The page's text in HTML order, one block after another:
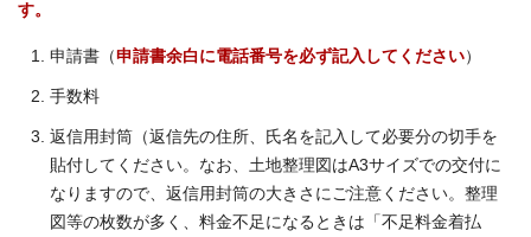
す。
申請書（申請書余白に電話番号を必ず記入してください）
手数料
返信用封筒（返信先の住所、氏名を記入して必要分の切手を
貼付してください。なお、土地整理図はA3サイズでの交付に
なりますので、返信用封筒の大きさにご注意ください。整理
図等の枚数が多く、料金不足になるときは「不足料金着払